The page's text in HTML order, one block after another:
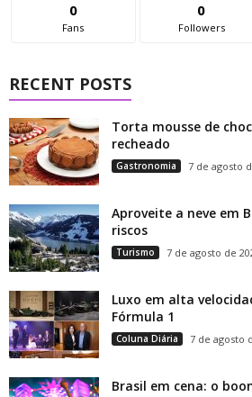
0
Fans
0
Followers
RECENT POSTS
Torta mousse de
recheado
Gastronomia 7 de agosto
Aproveite a neve em
riscos
Turismo 7 de agosto de
Luxo em alta
Fórmula 1
Coluna Diária 7 de agosto
Brasil em cena: o